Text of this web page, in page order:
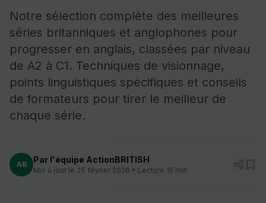
Notre sélection complète des meilleures
séries britanniques et anglophones pour
progresser en anglais, classées par niveau
de A2 à C1. Techniques de visionnage,
points linguistiques spécifiques et conseils
de formateurs pour tirer le meilleur de
chaque série.
AB Par l'équipe ActionBRITISH
Mis à jour le 26 février 2026 • Lecture 15 min